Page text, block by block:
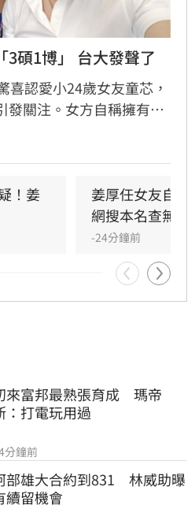
3碩1博」 台大發聲了
喜認愛小24歲女友童芯，
發關注。女方自稱擁有台
歷，並擔任電影公司CEO
此，台灣大學校方回應表
隱私，無法對外說明。面
厚任展現霸氣護愛態度，
情當成偵探片，強調自己
，懇請大眾給予兩人正常
希望私生活受到外界過度
！姜
姜厚任女友自
網搜本名查無此
-24分鐘前
來富邦最熟張育成　瑪帝
：打電玩用過
分鐘前
部雄大合約到831　林威助曝
續留機會